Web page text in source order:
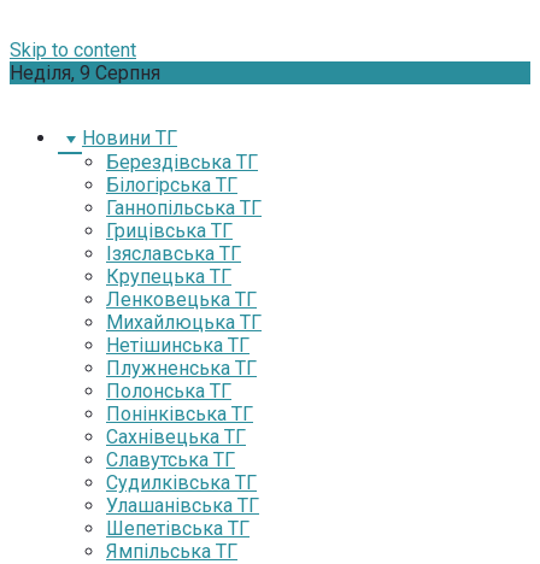
Skip to content
Неділя, 9 Серпня
Новини ТГ
Берездівська ТГ
Білогірська ТГ
Ганнопільська ТГ
Грицівська ТГ
Ізяславська ТГ
Крупецька ТГ
Ленковецька ТГ
Михайлюцька ТГ
Нетішинська ТГ
Плужненська ТГ
Полонська ТГ
Понінківська ТГ
Сахнівецька ТГ
Славутська ТГ
Судилківська ТГ
Улашанівська ТГ
Шепетівська ТГ
Ямпільська ТГ